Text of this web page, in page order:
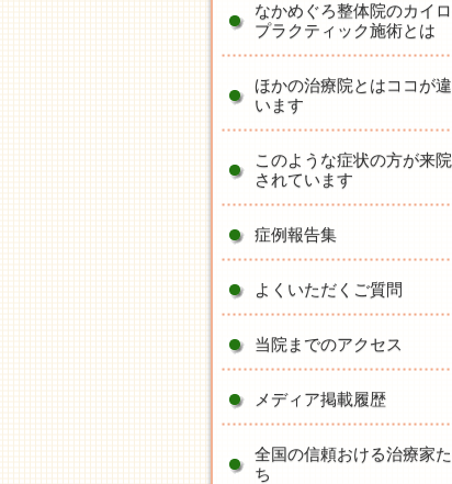
なかめぐろ整体院のカイロ
プラクティック施術とは
ほかの治療院とはココが違
います
このような症状の方が来院
されています
症例報告集
よくいただくご質問
当院までのアクセス
メディア掲載履歴
全国の信頼おける治療家た
ち